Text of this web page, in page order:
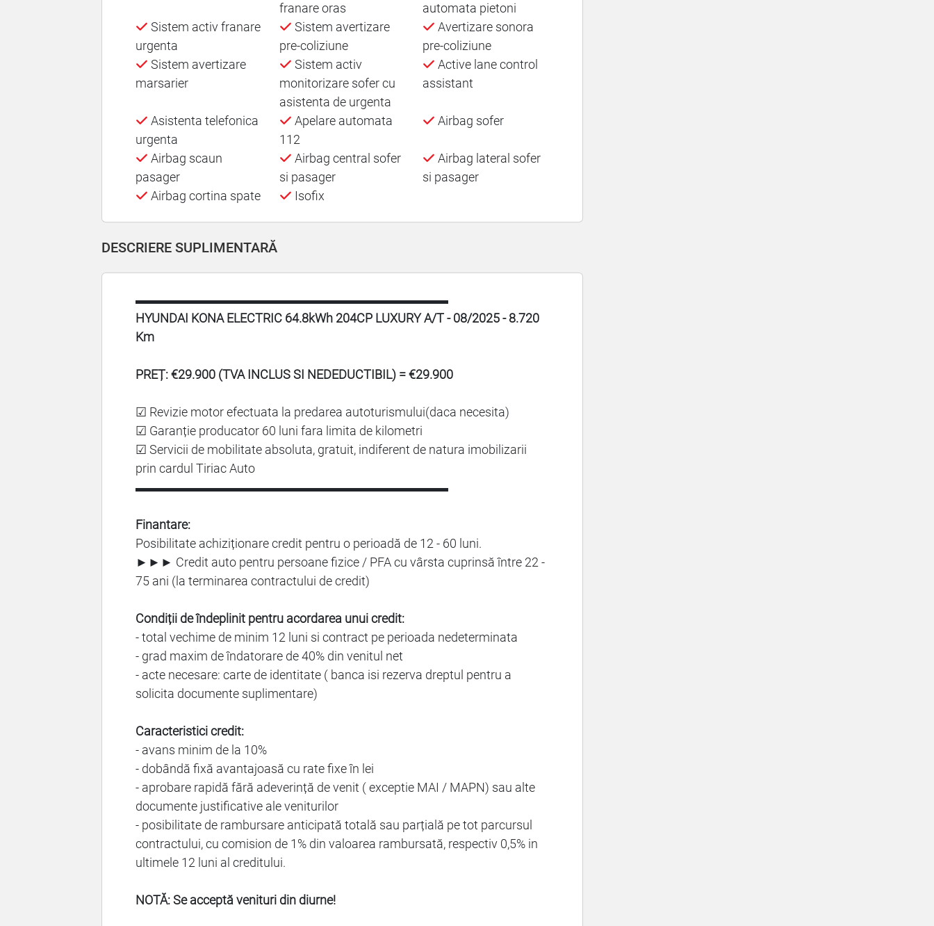
franare oras
automata pietoni
Sistem activ franare
urgenta
Sistem avertizare
pre-coliziune
Avertizare sonora
pre-coliziune
Sistem avertizare
marsarier
Sistem activ
monitorizare sofer cu
asistenta de urgenta
Active lane control
assistant
Asistenta telefonica
urgenta
Apelare automata
112
Airbag sofer
Airbag scaun
pasager
Airbag central sofer
si pasager
Airbag lateral sofer
si pasager
Airbag cortina spate
Isofix
DESCRIERE SUPLIMENTARĂ
▬▬▬▬▬▬▬▬▬▬▬▬▬▬▬▬▬▬▬▬▬▬▬▬▬
HYUNDAI KONA ELECTRIC 64.8kWh 204CP LUXURY A/T - 08/2025 - 8.720
Km
PREȚ: €29.900 (TVA INCLUS SI NEDEDUCTIBIL) = €29.900
☑ Revizie motor efectuata la predarea autoturismului(daca necesita)
☑ Garanție producator 60 luni fara limita de kilometri
☑ Servicii de mobilitate absoluta, gratuit, indiferent de natura imobilizarii
prin cardul Tiriac Auto
▬▬▬▬▬▬▬▬▬▬▬▬▬▬▬▬▬▬▬▬▬▬▬▬▬
Finantare:
Posibilitate achiziționare credit pentru o perioadă de 12 - 60 luni.
►►► Credit auto pentru persoane fizice / PFA cu vârsta cuprinsă între 22 -
75 ani (la terminarea contractului de credit)
Condiții de îndeplinit pentru acordarea unui credit:
- total vechime de minim 12 luni si contract pe perioada nedeterminata
- grad maxim de îndatorare de 40% din venitul net
- acte necesare: carte de identitate ( banca isi rezerva dreptul pentru a
solicita documente suplimentare)
Caracteristici credit:
- avans minim de la 10%
- dobândă fixă avantajoasă cu rate fixe în lei
- aprobare rapidă fără adeverință de venit ( exceptie MAI / MAPN) sau alte
documente justificative ale veniturilor
- posibilitate de rambursare anticipată totală sau parțială pe tot parcursul
contractului, cu comision de 1% din valoarea rambursată, respectiv 0,5% in
ultimele 12 luni al creditului.
NOTĂ: Se acceptă venituri din diurne!